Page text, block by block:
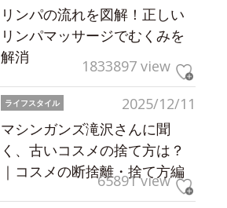
リンパの流れを図解！正しい
リンパマッサージでむくみを
解消
1833897 view
2025/12/11
ライフスタイル
マシンガンズ滝沢さんに聞
く、古いコスメの捨て方は？
｜コスメの断捨離・捨て方編
65891 view